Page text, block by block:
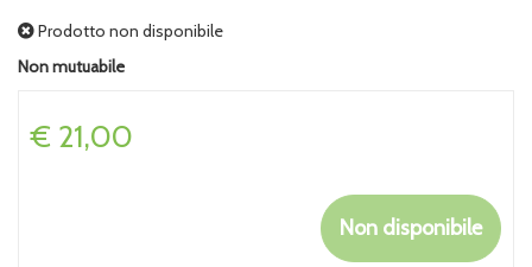
Prodotto non disponibile
Non mutuabile
Prezzo
€ 21,00
Non disponibile